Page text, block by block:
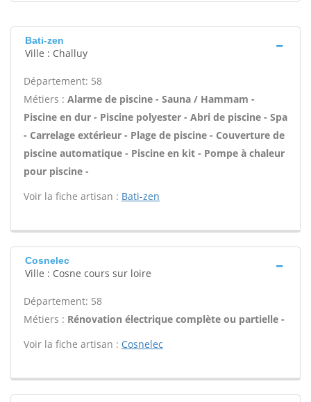
Bati-zen
Ville : Challuy
Département: 58
Métiers : Alarme de piscine - Sauna / Hammam -
Piscine en dur - Piscine polyester - Abri de piscine - Spa
- Carrelage extérieur - Plage de piscine - Couverture de
piscine automatique - Piscine en kit - Pompe à chaleur
pour piscine -
Voir la fiche artisan : Bati-zen
Cosnelec
Ville : Cosne cours sur loire
Département: 58
Métiers : Rénovation électrique complète ou partielle -
Voir la fiche artisan : Cosnelec